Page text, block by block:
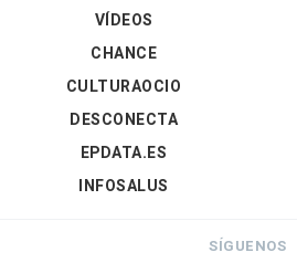
VÍDEOS
CHANCE
CULTURAOCIO
DESCONECTA
EPDATA.ES
INFOSALUS
SÍGUENOS